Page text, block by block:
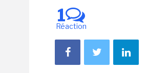
1
Réaction